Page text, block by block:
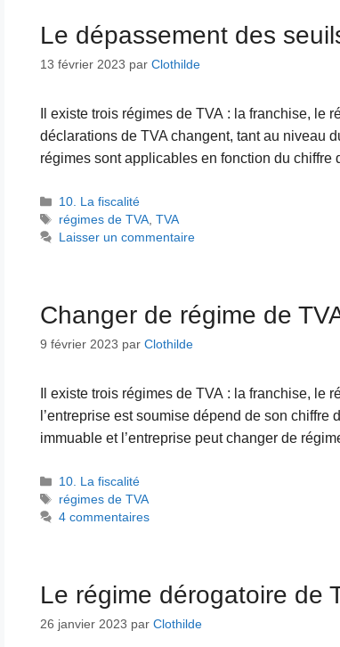
Le dépassement des
13 février 2023 par Clothilde
Il existe trois régimes de TVA : la franchise,
déclarations de TVA changent, tant au niveau
régimes sont applicables en fonction du chiffre
Catégories
10. La fiscalité
Étiquettes
régimes de TVA,TVA
Laisser un commentaire
Changer de régime de
9 février 2023 par Clothilde
Il existe trois régimes de TVA : la franchise, le
l’entreprise est soumise dépend de son chiffre
immuable et l’entreprise peut changer de
Catégories
10. La fiscalité
Étiquettes
régimes de TVA
4 commentaires
Le régime dérogatoire de
26 janvier 2023 par Clothilde